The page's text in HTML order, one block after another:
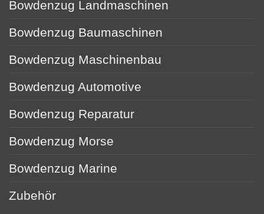
Bowdenzug Landmaschinen
Bowdenzug Baumaschinen
Bowdenzug Maschinenbau
Bowdenzug Automotive
Bowdenzug Reparatur
Bowdenzug Morse
Bowdenzug Marine
Zubehör